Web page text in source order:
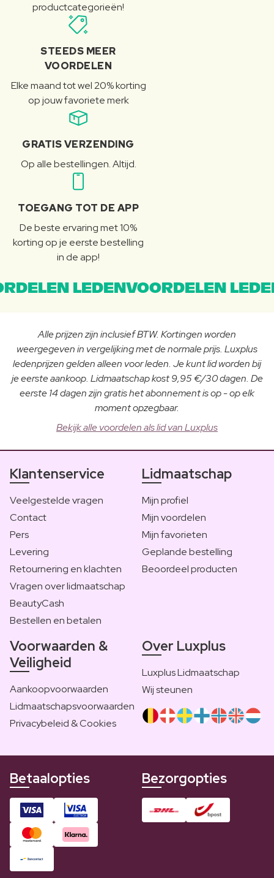
productcategorieën!
STEEDS MEER
VOORDELEN
Elke maand tot wel 20% korting
op jouw favoriete merk
GRATIS VERZENDING
Op alle bestellingen. Altijd.
TOEGANG TOT DE APP
De beste ervaring met 10%
korting op je eerste bestelling
in de app!
LEDENVOORDELEN
Alle prijzen zijn inclusief BTW. Kortingen worden
weergegeven in vergelijking met de normale prijs. Luxplus
ledenprijzen gelden alleen voor leden. Je kunt lid worden bij
je eerste aankoop. Lidmaatschap kost 9,95 €/30 dagen. De
eerste 14 dagen zijn gratis het abonnement is op - op elk
moment opzegbaar.
Bekijk alle voordelen als lid van Luxplus
Klantenservice
Veelgestelde vragen
Contact
Pers
Levering
Retournering en klachten
Vragen over lidmaatschap
BeautyCash
Bestellen en betalen
Lidmaatschap
Mijn profiel
Mijn voordelen
Mijn favorieten
Geplande bestelling
Beoordeel producten
Voorwaarden &
Veiligheid
Aankoopvoorwaarden
Lidmaatschapsvoorwaarden
Privacybeleid & Cookies
Over Luxplus
Luxplus Lidmaatschap
Wij steunen
Betaalopties Bezorgopties